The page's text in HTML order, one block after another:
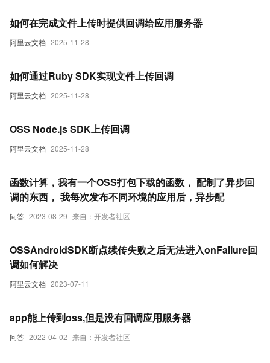
阿里云文档 2025-11-28
如何在完成文件上传时提供回调给应用服务器
阿里云文档 2025-11-28
如何通过Ruby SDK实现文件上传回调
阿里云文档 2025-11-28
OSS Node.js SDK上传回调
问答 2023-08-29 来自：开发者社区
函数计算，我有一个OSS打包下载的函数， 配制了异步回
调的东西， 我每次发布不同环境的应用后，异步配
阿里云文档 2023-07-11
OSSAndroidSDK断点续传失败之后无法进入onFailure回
调如何解决
问答 2022-04-02 来自：开发者社区
app能上传到oss,但是没有回调应用服务器